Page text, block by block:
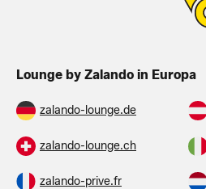
Lounge by Zalando in Europa
zalando-lounge.de
zalando-lounge.ch
zalando-prive.fr